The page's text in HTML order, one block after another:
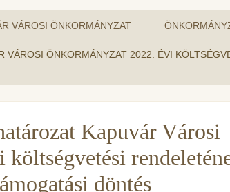
VÁROSI ÖNKORMÁNYZAT
VÁROSI ÖNKORMÁNYZAT 2022. ÉVI
Kapuvár Városi
döntés